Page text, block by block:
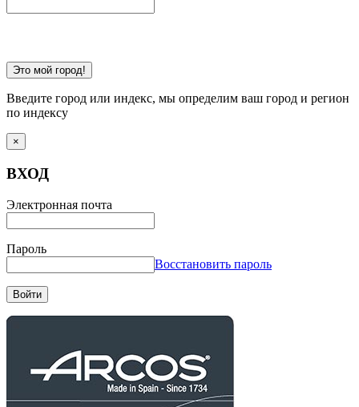
Это мой город!
Введите город или индекс, мы определим ваш город и регион
по индексу
×
ВХОД
Электронная почта
Пароль
Восстановить пароль
Войти